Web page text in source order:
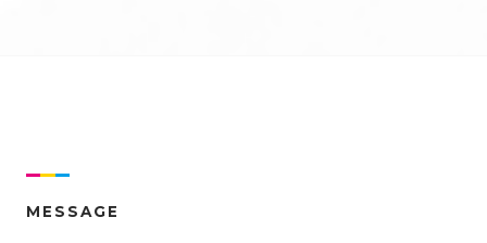
MESSAGE